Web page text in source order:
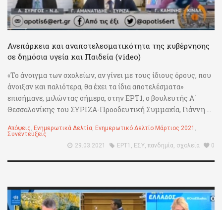
Ανεπάρκεια και αναποτελεσματικότητα της κυβέρνησης
σε δημόσια υγεία και Παιδεία (video)
«Το άνοιγμα των σχολείων, αν γίνει με τους ίδιους όρους, που
άνοιξαν και παλιότερα, θα έχει τα ίδια αποτελέσματα»
επισήμανε, μιλώντας σήμερα, στην ΕΡΤ1, ο βουλευτής Α΄
Θεσσαλονίκης του ΣΥΡΙΖΑ-Προοδευτική Συμμαχία, Γιάννη ...
Απόψεις, Ενημερωτικά Δελτία, Ενημερωτικό Δελτίο Μάρτιος 2021 ,
Συνεντεύξεις
29.03.2021
ΕΡΤ1 , ΕΣΥ, πανδημία, σχολεία 0